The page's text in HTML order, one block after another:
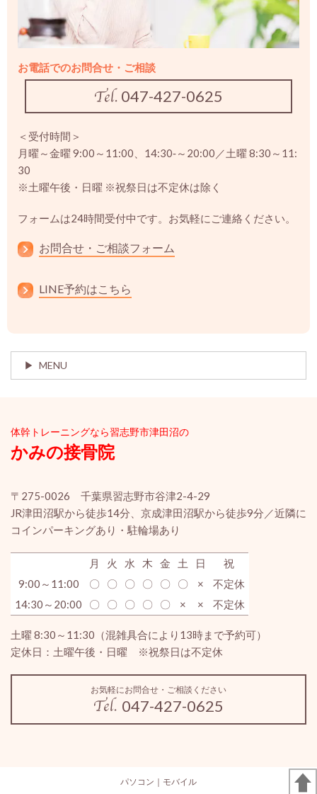
お電話でのお問合せ・ご相談
047-427-0625
＜受付時間＞
月曜～金曜 9:00～11:00、14:30‐～20:00／土曜 8:30～11:
30
※土曜午後・日曜 ※祝祭日は不定休は除く
フォームは24時間受付中です。お気軽にご連絡ください。
お問合せ・ご相談フォーム
LINE予約はこちら
MENU
体幹ト レーニングなら習志野市津田沼の
かみの接骨院
〒275-0026 千葉県習志野市谷津2-4-29
JR津田沼駅から徒歩14分、京成津田沼駅から徒歩9分／近隣に
コインパーキングあり・駐輪場あり
月 火 水 木 金 土 日
祝
9:00～11:00
〇 〇 〇 〇 〇 〇 ×
不定休
14:30～20:00
〇 〇 〇 〇 〇 × × 不定休
土曜 8:30～11:30（混雑具合により13時まで予約可）
定休日：土曜午後・日曜 ※祝祭日は不定休
お気軽にお問合せ・ご相談ください
047-427-0625
パソコン ｜モバイル